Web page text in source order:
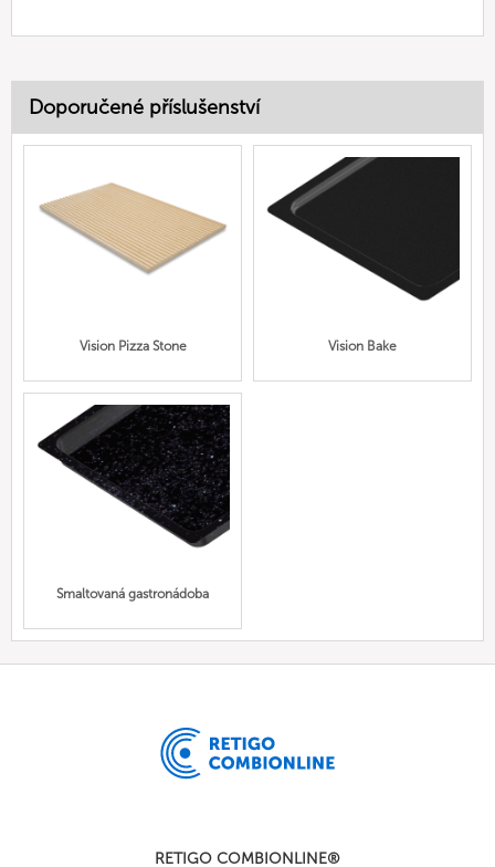
Doporučené příslušenství
Vision Pizza Stone Vision Bake
Smaltovaná gastronádoba
RETIGO COMBIONLINE®